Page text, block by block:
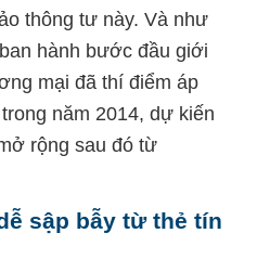
thông tư này. Và như
hành bước đầu giới
mại đã thí điểm áp
năm 2014, dự kiến
rộng sau đó từ
sập bẫy từ thẻ tín